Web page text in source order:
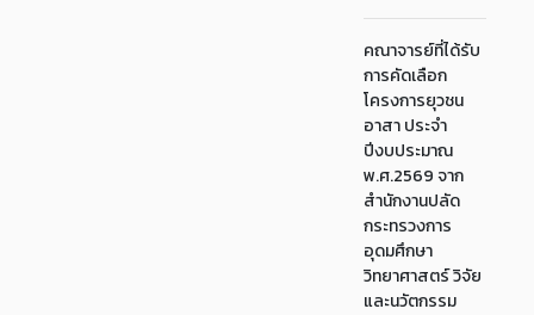
คณาจารย์ที่ได้รับ
การคัดเลือก
โครงการยุวชน
อาสา ประจำ
ปีงบประมาณ
พ.ศ.2569 จาก
สำนักงานปลัด
กระทรวงการ
อุดมศึกษา
วิทยาศาสตร์ วิจัย
และนวัตกรรม